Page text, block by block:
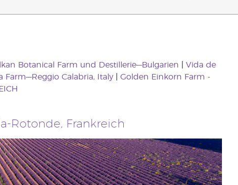
Botanical Farm und Destillerie—Bulgarien
Vida de
Farm—Reggio Calabria, Italy
Golden Einkorn Farm -
Rotonde, Frankreich